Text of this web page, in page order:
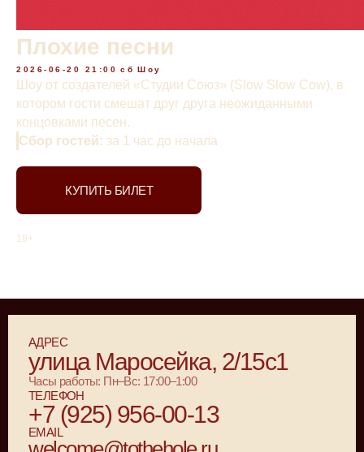
Плохие песни
2026-06-20 21:00 сб Шоу
Шоу от создателей «Студии Союз» (Slow Slow Cow), в
котором гости смешат друг друга неожиданными
концовками песен.
Сбор гостей: за 1 час до начала
КУПИТЬ БИЛЕТ
18+
АДРЕС
улица Маросейка, 2/15с1
Часы работы: Пн–Вс: 17:00–1:00
ТЕЛЕФОН
+7 (925) 956-00-13
EMAIL